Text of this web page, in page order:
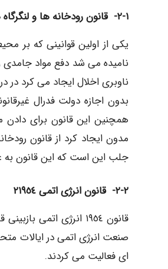
١-٢- قانون رودخانه ها و لنگرگاه ها
نامیده می شد دفع مواد جامدی
ناوبری اخلال ایجاد می کرد
بدون اجازه دولت فدرال
همچنین این قانون برای
مدون ایجاد کرد از قانون
جلب این است که این قانون به
٢-٢- قانون انرژی اتمی ٢١٩٥٤
صنعت انرژی اتمی در ایالات
ای فعالیت می کردند.